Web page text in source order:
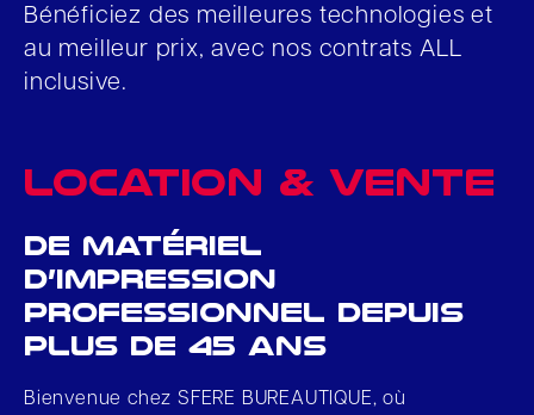
Bénéficiez des meilleures technologies et
au meilleur prix, avec nos contrats ALL
inclusive.
Location & vente
de matériel
d’impression
professionnel depuis
plus de 45 ans
Bienvenue chez SFERE BUREAUTIQUE, où